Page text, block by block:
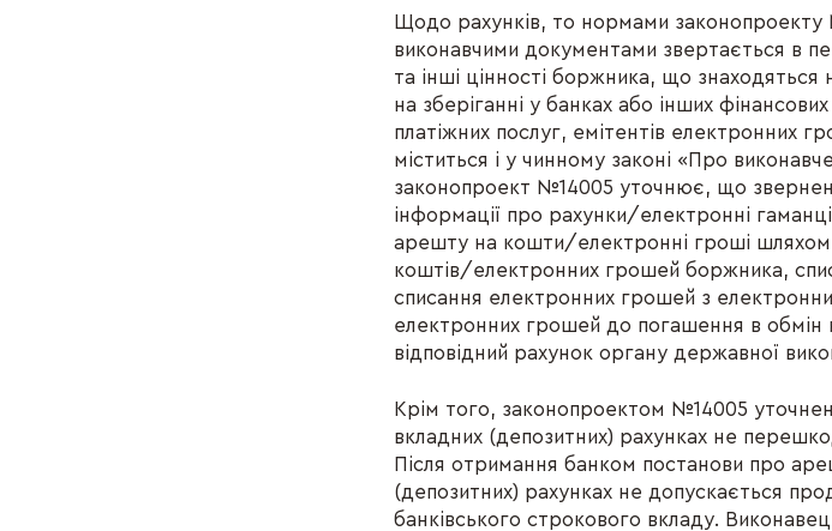
Щодо рахунків, то нормами
виконавчими документами звертається в
та інші цінності боржника, що
на зберіганні у банках або інших
платіжних послуг, емітентів електронних
міститься і у чинному законі «Про
законопроект №14005 уточнює, що
інформації про рахунки/електронні
арешту на кошти/електронні гроші
коштів/електронних грошей боржника,
списання електронних грошей з
електронних грошей до погашення в
відповідний рахунок органу державної
Крім того, законопроектом №14005
вкладних (депозитних) рахунках не
Після отримання банком постанови про
(депозитних) рахунках не допускається
банківського строкового вкладу.